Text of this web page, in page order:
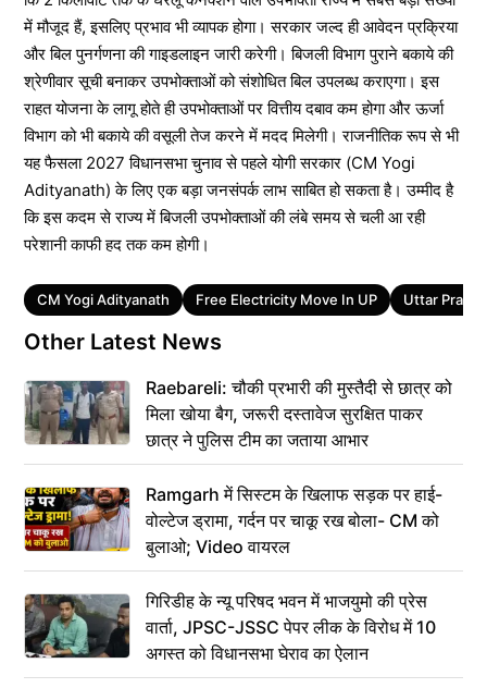
में मौजूद हैं, इसलिए प्रभाव भी व्यापक होगा। सरकार जल्द ही आवेदन प्रक्रिया
और बिल पुनर्गणना की गाइडलाइन जारी करेगी। बिजली विभाग पुराने बकाये की
श्रेणीवार सूची बनाकर उपभोक्ताओं को संशोधित बिल उपलब्ध कराएगा। इस
राहत योजना के लागू होते ही उपभोक्ताओं पर वित्तीय दबाव कम होगा और ऊर्जा
विभाग को भी बकाये की वसूली तेज करने में मदद मिलेगी। राजनीतिक रूप से भी
यह फैसला 2027 विधानसभा चुनाव से पहले योगी सरकार (CM Yogi
Adityanath) के लिए एक बड़ा जनसंपर्क लाभ साबित हो सकता है। उम्मीद है
कि इस कदम से राज्य में बिजली उपभोक्ताओं की लंबे समय से चली आ रही
परेशानी काफी हद तक कम होगी।
Tags
CM Yogi Adityanath Free Electricity Move In UP Uttar
Other Latest News
Raebareli: चौकी प्रभारी की मुस्तैदी से छात्र को
मिला खोया बैग, जरूरी दस्तावेज सुरक्षित पाकर
छात्र ने पुलिस टीम का जताया आभार
Ramgarh में सिस्टम के खिलाफ सड़क पर हाई-
वोल्टेज ड्रामा, गर्दन पर चाकू रख बोला- CM को
बुलाओ; Video वायरल
गिरिडीह के न्यू परिषद भवन में भाजयुमो की प्रेस
वार्ता, JPSC-JSSC पेपर लीक के विरोध में 10
अगस्त को विधानसभा घेराव का ऐलान